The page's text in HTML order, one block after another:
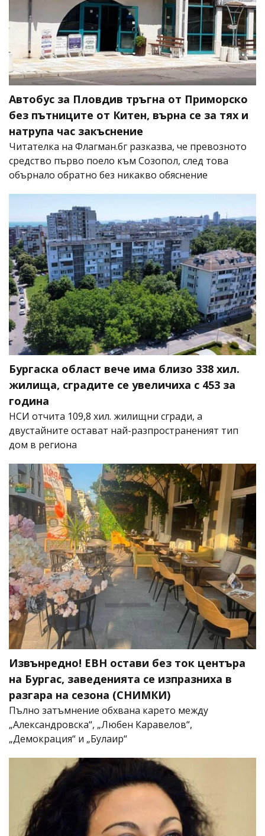
Автобус за Пловдив тръгна от Приморско
без пътниците от Китен, върна се за тях и
натрупа час закъснение
Читателка на Флагман.бг разказва, че превозното
средство първо поело към Созопол, след това
обърнало обратно без никакво обяснение
Бургаска област вече има близо 338 хил.
жилища, сградите се увеличиха с 453 за
година
НСИ отчита 109,8 хил. жилищни сгради, а
двустайните остават най-разпространеният тип
дом в региона
Извънредно! ЕВН остави без ток центъра
на Бургас, заведенията се изпразниха в
разгара на сезона (СНИМКИ)
Пълно затъмнение обхвана карето между
„Александровска“, „Любен Каравелов“,
„Демокрация“ и „Булаир“